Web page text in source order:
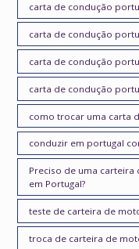
carta de condução
carta de condução
carta de condução
carta de condução
como trocar uma carta
conduzir em portugal
Preciso de uma
em Portugal?
teste de carteira de
troca de carteira de